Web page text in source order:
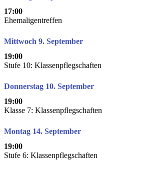
17:00
Ehemaligentreffen
Mittwoch 9. September
19:00
Stufe 10: Klassenpflegschaften
Donnerstag 10. September
19:00
Klasse 7: Klassenpflegschaften
Montag 14. September
19:00
Stufe 6: Klassenpflegschaften